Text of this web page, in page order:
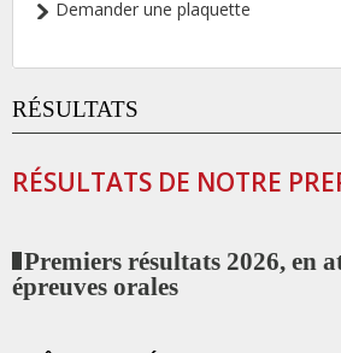
Demander une plaquette
RÉSULTATS
RÉSULTATS DE NOTRE
Premiers résultats 2026, en
épreuves orales